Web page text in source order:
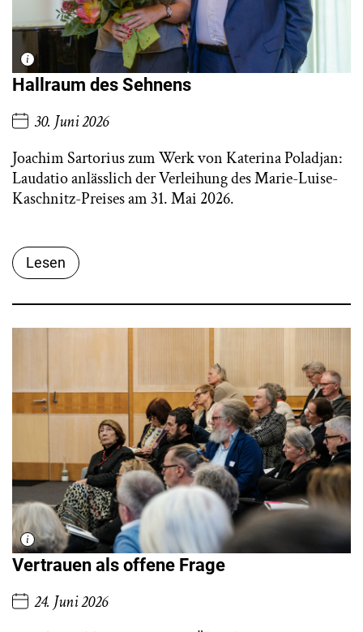
Hallraum des Sehnens
30. Juni 2026
Joachim Sartorius zum Werk von Katerina Poladjan:
Laudatio anlässlich der Verleihung des Marie-Luise-
Kaschnitz-Preises am 31. Mai 2026.
Lesen
Vertrauen als offene Frage
24. Juni 2026